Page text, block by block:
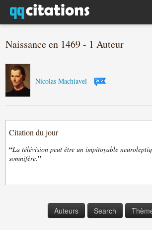
Naissance en 1469 - 1 Auteur
Nicolas Machiavel
Citation du jour
“La télévision peut être un impitoyable
somnifère.”
Auteurs Search